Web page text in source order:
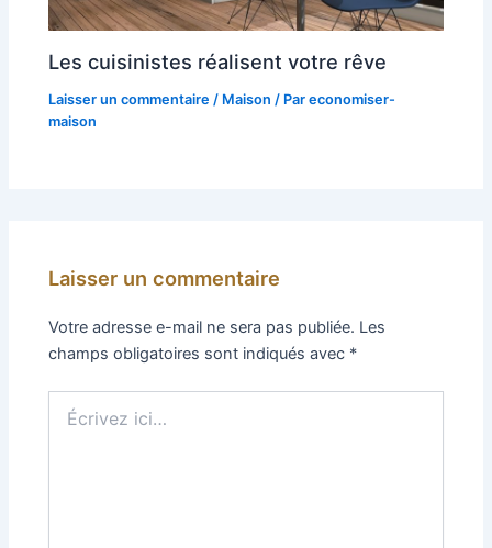
Les cuisinistes réalisent votre rêve
Laisser un commentaire / Maison / Pareconomiser-
maison
Laisser un commentaire
Votre adresse e-mail ne sera pas publiée. Les
champs obligatoires sont indiqués avec *
ici…